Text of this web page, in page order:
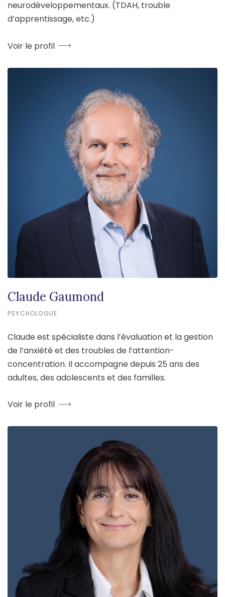
neurodéveloppementaux. (TDAH, trouble
d’apprentissage, etc.)
Voir le profil
Claude Gaumond
PSYCHOLOGUE
Claude est spécialiste dans l’évaluation et la gestion
de l’anxiété et des troubles de l’attention-
concentration. Il accompagne depuis 25 ans des
adultes, des adolescents et des familles.
Voir le profil